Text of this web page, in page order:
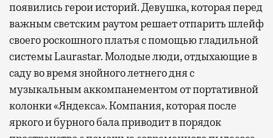
появились герои историй. Девушка, которая перед
важным светским раутом решает отпарить шлейф
своего роскошного платья с помощью гладильной
системы Laurastar. Молодые люди, отдыхающие в
саду во время знойного летнего дня с
музыкальным аккомпанементом от портативной
колонки «Яндекса». Компания, которая после
яркого и бурного бала приводит в порядок